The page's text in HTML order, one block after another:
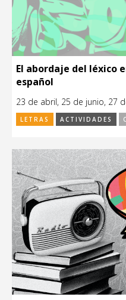
El abordaje del léxico
español
23 de abril, 25 de junio, 27
LETRAS ACTIVIDADES